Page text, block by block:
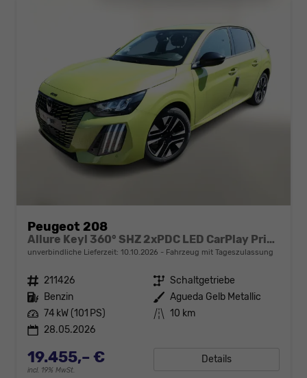
Peugeot 208
Allure Keyl 360° SHZ 2xPDC LED CarPlay PrivG
unverbindliche Lieferzeit: 10.10.2026 Fahrzeug mit Tageszulassung
Fahrzeugnr. 211426 Getriebe Schaltgetriebe
Kraftstoff Benzin Außenfarbe Agueda Gelb Metallic
Leistung 74 kW (101 PS) Kilometerstand 10 km
28.05.2026
19.455,– €
incl. 19% MwSt.
Details